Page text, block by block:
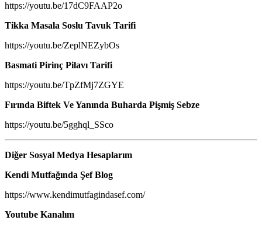
https://youtu.be/17dC9FAAP2o​
Tikka Masala Soslu Tavuk Tarifi
https://youtu.be/ZeplNEZybOs​
Basmati Pirinç Pilavı Tarifi
https://youtu.be/TpZfMj7ZGYE​
Fırında Biftek Ve Yanında Buharda Pişmiş Sebze
https://youtu.be/5gghql_SSco​
Diğer Sosyal Medya Hesaplarım
Kendi Mutfağında Şef Blog
https://www.kendimutfagindasef.com/​​
Youtube Kanalım